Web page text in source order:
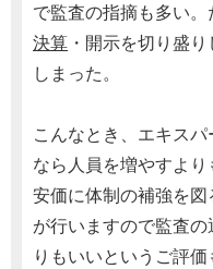
で監査の指摘も多い。
決算 ・開示を切り盛
しまった。
こんなとき、エキス
なら人員を増やすより
安価に体制の補強を図
が行いますので監査の
りもいいというご評価